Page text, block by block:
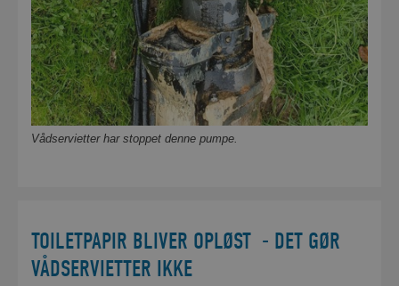
Vådservietter har stoppet denne pumpe.
TOILETPAPIR BLIVER OPLØST - DET GØR
VÅDSERVIETTER IKKE